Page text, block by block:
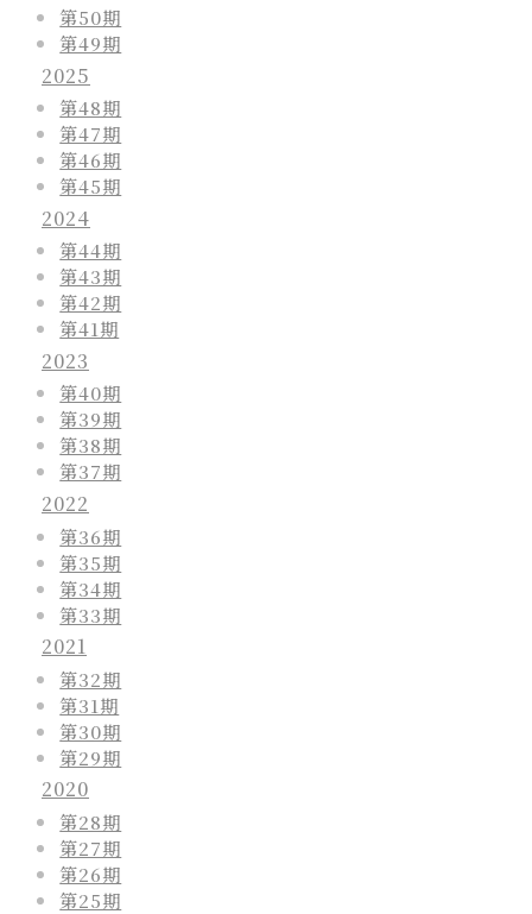
第50期
第49期
2025
第48期
第47期
第46期
第45期
2024
第44期
第43期
第42期
第41期
2023
第40期
第39期
第38期
第37期
2022
第36期
第35期
第34期
第33期
2021
第32期
第31期
第30期
第29期
2020
第28期
第27期
第26期
第25期